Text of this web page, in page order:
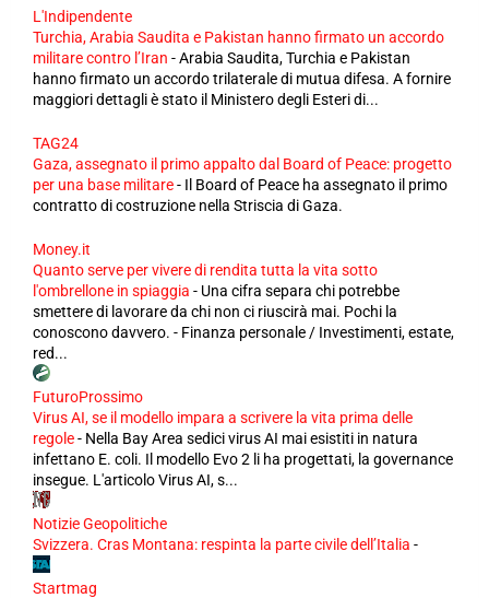
L'Indipendente
Turchia, Arabia Saudita e Pakistan hanno firmato un accordo
militare contro l’Iran -Arabia Saudita, Turchia e Pakistan
hanno firmato un accordo trilaterale di mutua difesa. A fornire
maggiori dettagli è stato il Ministero degli Esteri di...
TAG24
Gaza, assegnato il primo appalto dal Board of Peace: progetto
per una base militare- Il Board of Peace ha assegnato il primo
contratto di costruzione nella Striscia di Gaza.
Money.it
Quanto serve per vivere di rendita tutta la vita sotto
l'ombrellone in spiaggia - Una cifra separa chi potrebbe
smettere di lavorare da chi non ci riuscirà mai. Pochi la
conoscono davvero. - Finanza personale / Investimenti, estate,
red...
FuturoProssimo
Virus AI, se il modello impara a scrivere la vita prima delle
regole- Nella Bay Area sedici virus AI mai esistiti in natura
infettano E. coli. Il modello Evo 2 li ha progettati, la governance
insegue. L'articolo Virus AI, s...
Notizie Geopolitiche
Svizzera. Cras Montana: respinta la parte civile dell’Italia -
Startmag